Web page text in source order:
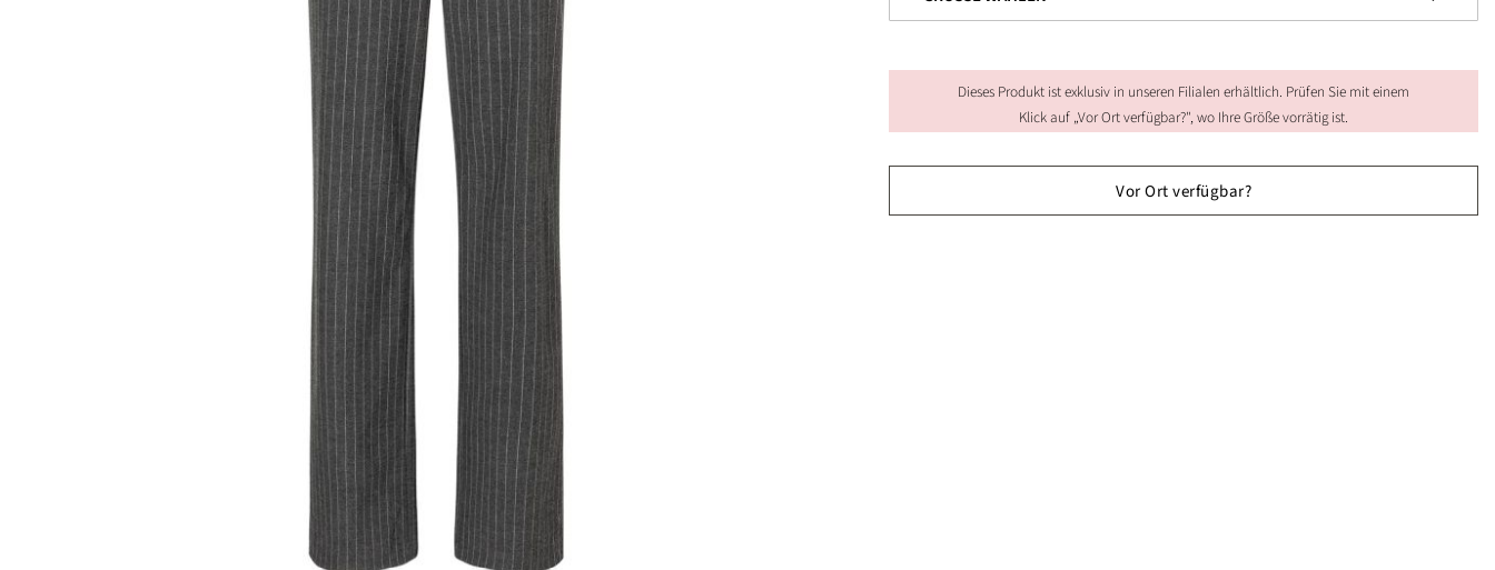
Dieses Produkt ist exklusiv in unseren Filialen erhältlich. Prüfen Sie mit einem
Klick auf „Vor Ort verfügbar?", wo Ihre Größe vorrätig ist.
Vor Ort verfügbar?